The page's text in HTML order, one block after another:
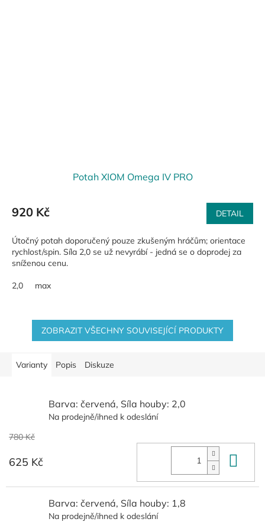
Potah XIOM Omega IV PRO
920 Kč DETAIL
Útočný potah doporučený pouze zkušeným hráčům; orientace
rychlost/spin. Síla 2,0 se už nevyrábí - jedná se o doprodej za
sníženou cenu.
2,0 max
ZOBRAZIT VŠECHNY SOUVISEJÍCÍ PRODUKTY
Varianty Popis Diskuze
Barva: červená, Síla houby: 2,0
Na prodejně/ihned k odeslání
780 Kč
625 Kč
Barva: červená, Síla houby: 1,8
Na prodejně/ihned k odeslání